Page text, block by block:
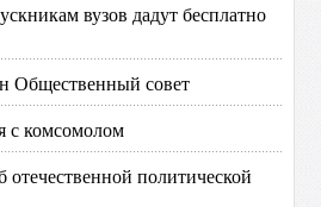
вузов дадут бесплатно
совет
с комсомолом
политической